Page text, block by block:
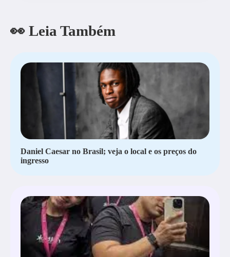
👀 Leia Também
Daniel Caesar no Brasil; veja o local e os preços do
ingresso